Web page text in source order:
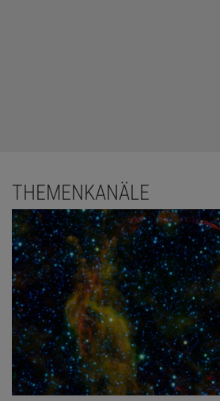
THEMENKANÄLE